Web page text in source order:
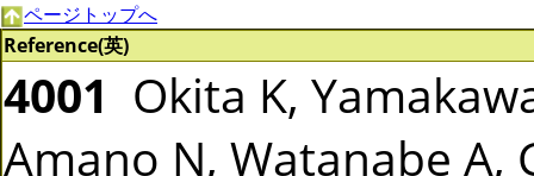
ページトップへ
Reference(英)
4001 Okita K,
Amano N, Watanabe